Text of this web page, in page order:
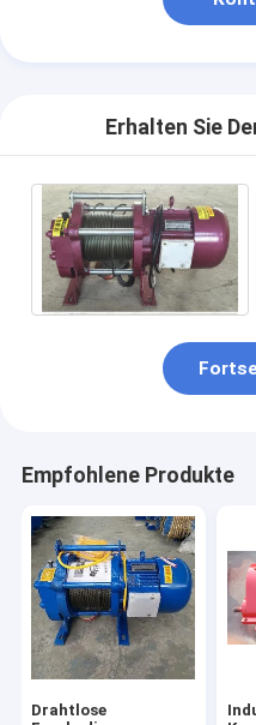
Erhalten Sie
Empfohlene Produkte
Drahtlose